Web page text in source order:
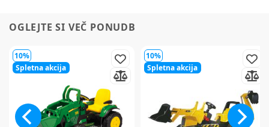
OGLEJTE SI VEČ PONUDB
10%
Spletna akcija
10%
Spletna akcija